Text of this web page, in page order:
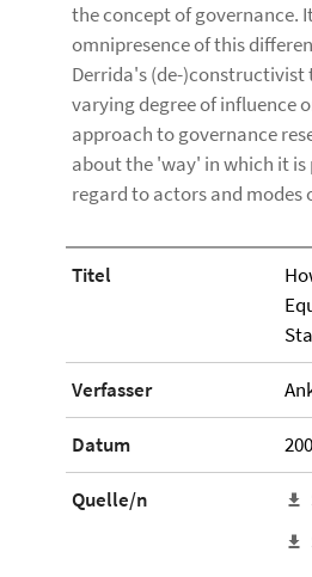
the concept of governance.
omnipresence of this
Derrida's (de-)constructivist
varying degree of influence
approach to governance
about the 'way' in which it
regard to actors and modes
Titel
Verfasser
Datum
Quelle/n